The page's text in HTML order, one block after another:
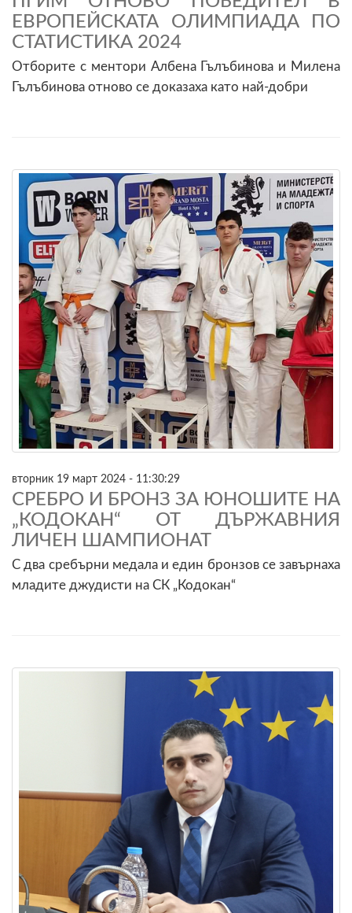
ЕВРОПЕЙСКАТА ОЛИМПИАДА ПО
СТАТИСТИКА 2024
Отборите с ментори Албена Гълъбинова и Милена
Гълъбинова отново се доказаха като най-добри
вторник 19 март 2024 - 11:30:29
СРЕБРО И БРОНЗ ЗА ЮНОШИТЕ НА
„КОДОКАН“ ОТ ДЪРЖАВНИЯ
ЛИЧЕН ШАМПИОНАТ
С два сребърни медала и един бронзов се завърнаха
младите джудисти на СК „Кодокан“